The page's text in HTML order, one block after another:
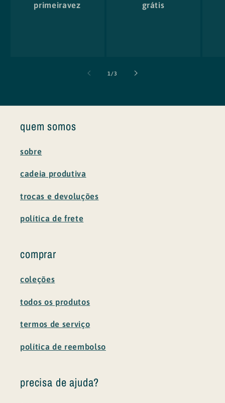
primeiravez grátis
1 /de
3
quem somos
sobre
cadeia produtiva
trocas e devoluções
política de frete
comprar
coleções
todos os produtos
termos de serviço
política de reembolso
precisa de ajuda?